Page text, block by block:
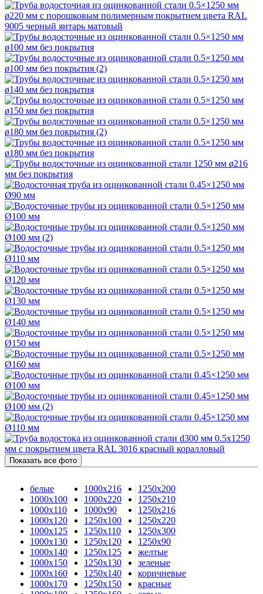
Показать все фото
белые
1000х100
1000х110
1000х120
1000х125
1000х130
1000х140
1000х150
1000х160
1000х170
1000х216
1000х220
1000х90
1250х100
1250х110
1250х120
1250х125
1250х130
1250х140
1250х150
1250х200
1250х210
1250х216
1250х220
1250х300
1250х90
желтые
зеленые
коричневые
красные